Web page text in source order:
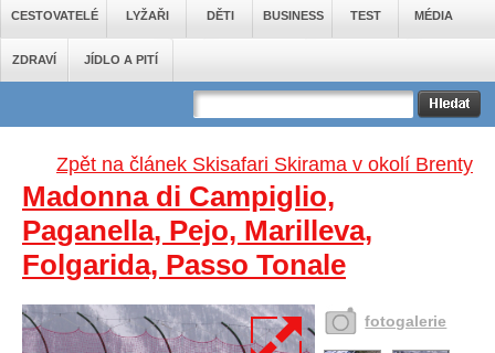
CESTOVATELÉ LYŽAŘI DĚTI BUSINESS TEST MÉDIA
ZDRAVÍ JÍDLO A PITÍ
Zpět na článek Skisafari Skirama v okolí Brenty
Madonna di Campiglio,
Paganella, Pejo, Marilleva,
Folgarida, Passo Tonale
fotogalerie